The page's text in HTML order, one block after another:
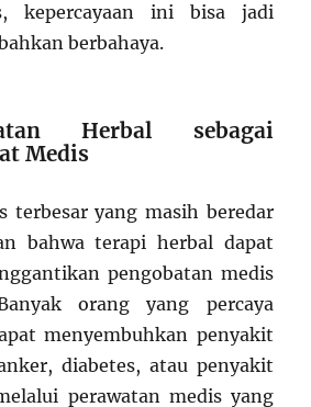
kepercayaan ini bisa jadi
berbahaya.
Herbal sebagai
Medis
terbesar yang masih beredar
bahwa terapi herbal dapat
pengobatan medis
orang yang percaya
menyembuhkan penyakit
diabetes, atau penyakit
perawatan medis yang